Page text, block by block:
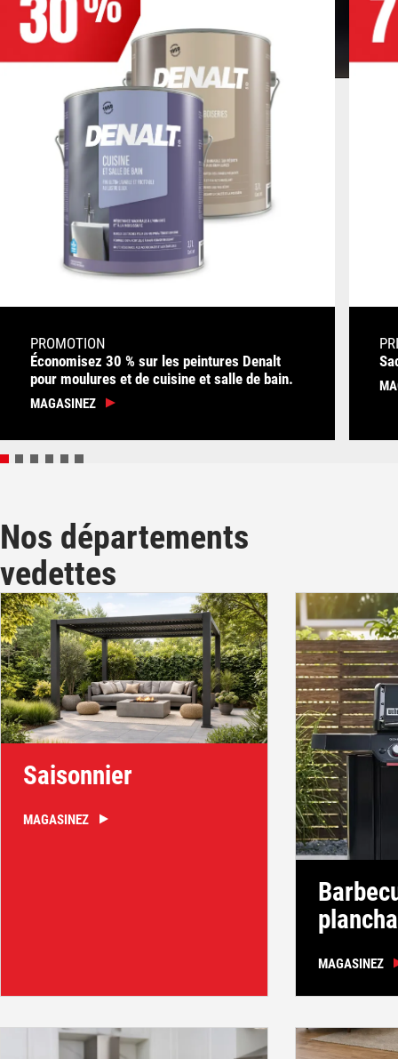
Aujourd'hui : 8 h à 17 h30
Demain :
8 h à 17 h30
450 546-2761
info@laferte.com
CHOISIR CE MAGASIN
PROMOTION
Économisez 30 % sur les peintures Denalt
pour moulures et de cuisine et salle de bain.
MAGASINEZ
Nos départements
vedettes
Saisonnier
MAGASINEZ
MAGASINEZ